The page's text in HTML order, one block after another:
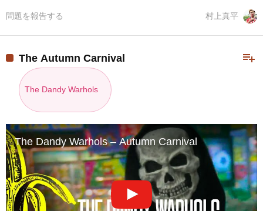
村上真平
問題を報告する
playlist_add
The Autumn Carnival
The Dandy Warhols
The Dandy Warhols – Autumn Carnival